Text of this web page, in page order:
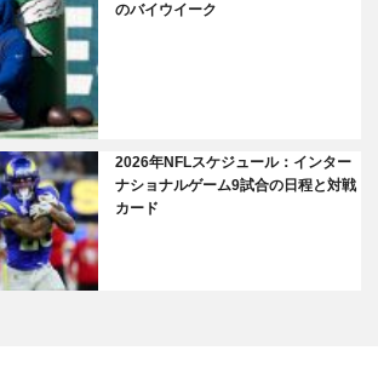
のバイウイーク
2026年NFLスケジュール：インター
ナショナルゲーム9試合の日程と対戦
カード